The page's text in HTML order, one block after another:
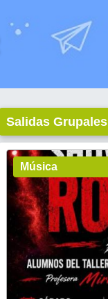
Salidas Grupales
Música